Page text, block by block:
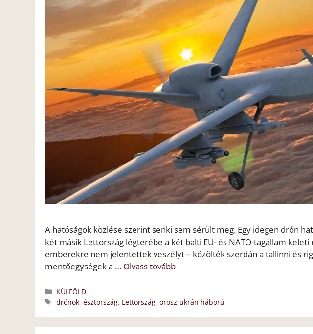
A hatóságok közlése szerint senki sem sérült meg. Egy idegen drón
két másik Lettország légterébe a két balti EU- és NATO-tagállam
emberekre nem jelentettek veszélyt – közölték szerdán a tallinni és
mentőegységek a … Olvass tovább
Kategória
KÜLFÖLD
Címkék
drónok,észtország, Lettország,orosz-ukrán háború